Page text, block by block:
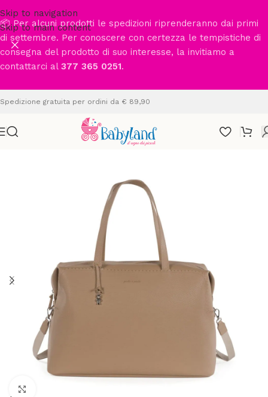
Skip to navigation
Skip to main content
📦 Per alcuni prodotti le spedizioni riprenderanno dai primi
di settembre. Per conoscere con certezza le tempistiche di
consegna del prodotto di suo interesse, la invitiamo a
contattarci al 377 365 0251.
Spedizione gratuita per ordini da € 89,90